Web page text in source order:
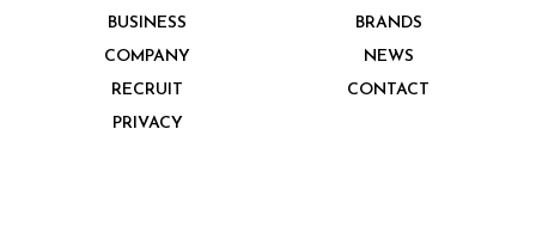
BUSINESS
BRANDS
COMPANY
NEWS
RECRUIT
CONTACT
PRIVACY